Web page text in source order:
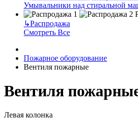
Умывальники над стиральной
↳Распродажа
Смотреть Все
Пожарное оборудование
Вентиля пожарные
Вентиля
Левая колонка